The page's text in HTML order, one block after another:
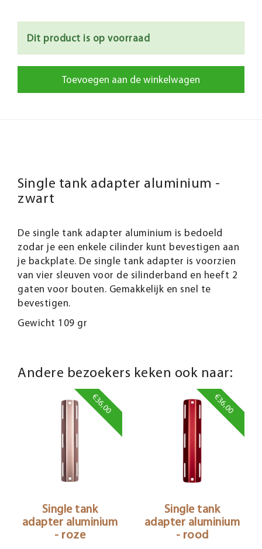
Dit product is op voorraad
Toevoegen aan de winkelwagen
Single tank adapter aluminium -
zwart
De single tank adapter aluminium is bedoeld
zodar je een enkele cilinder kunt bevestigen aan
je backplate. De single tank adapter is voorzien
van vier sleuven voor de silinderband en heeft 2
gaten voor bouten. Gemakkelijk en snel te
bevestigen.
Gewicht 109 gr
Andere bezoekers keken ook naar:
€36,00
Single tank
adapter aluminium
- roze
€36,00
Single tank
adapter aluminium
- rood